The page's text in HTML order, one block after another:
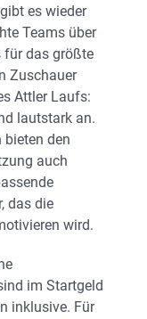
es wieder
Teams über
für das größte
Zuschauer
Attler Laufs:
lautstark an.
bieten den
auch
das die
wird.
im Startgeld
inklusive. Für